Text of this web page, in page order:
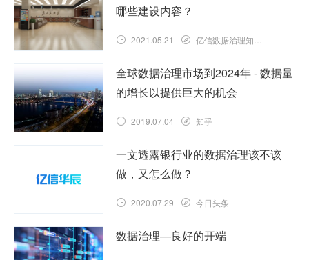
哪些建设内容？
2021.05.21 亿信数据治理知识库
全球数据治理市场到2024年 - 数据量
的增长以提供巨大的机会
2019.07.04 知乎
一文透露银行业的数据治理该不该
做，又怎么做？
2020.07.29 今日头条
数据治理—良好的开端